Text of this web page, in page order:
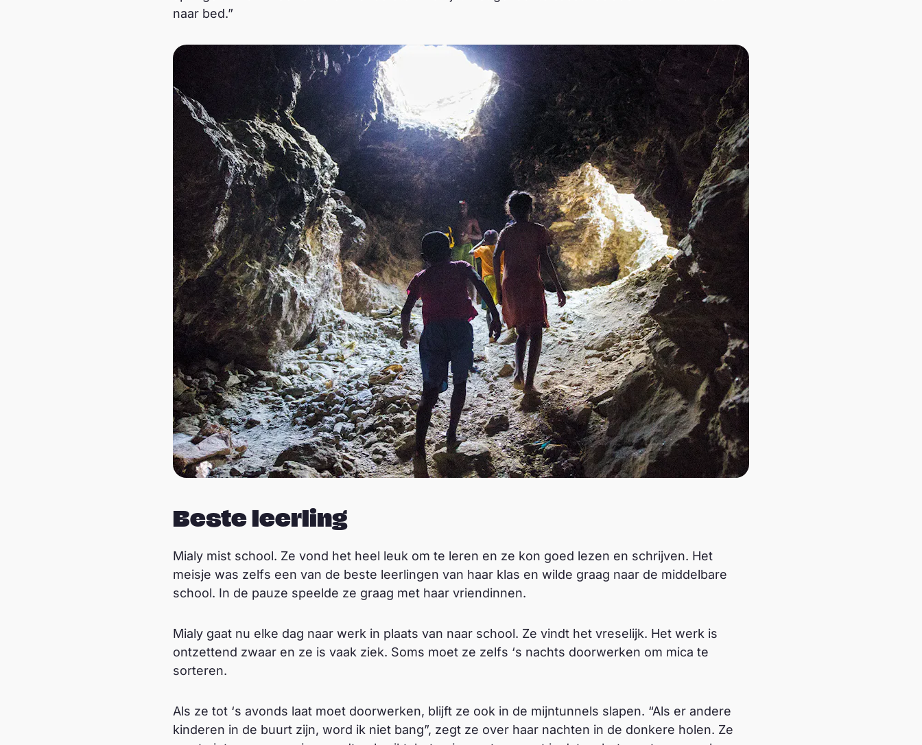
naar bed.”
Beste leerling
Mialy mist school. Ze vond het heel leuk om te leren en ze kon goed lezen en schrijven. Het
meisje was zelfs een van de beste leerlingen van haar klas en wilde graag naar de middelbare
school. In de pauze speelde ze graag met haar vriendinnen.
Mialy gaat nu elke dag naar werk in plaats van naar school. Ze vindt het vreselijk. Het werk is
ontzettend zwaar en ze is vaak ziek. Soms moet ze zelfs ‘s nachts doorwerken om mica te
sorteren.
Als ze tot ‘s avonds laat moet doorwerken, blijft ze ook in de mijntunnels slapen. “Als er andere
kinderen in de buurt zijn, word ik niet bang”, zegt ze over haar nachten in de donkere holen. Ze